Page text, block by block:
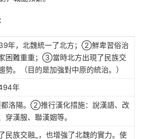
，北魏統一了北方；②鮮卑習俗治
困難重重；③當時北方出現了民族交
勢。（目的是加強對中原的統治。）
年
洛陽。②推行漢化措施：說漢語、改
穿漢服、聯漢姻等。
民族交融_，也增強了北魏的實力。使